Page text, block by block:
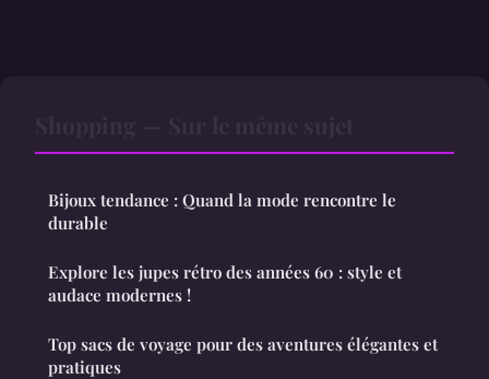
Bijoux tendance : Quand la mode rencontre le
durable
Explore les jupes rétro des années 60 : style et
audace modernes !
Top sacs de voyage pour des aventures élégantes et
pratiques